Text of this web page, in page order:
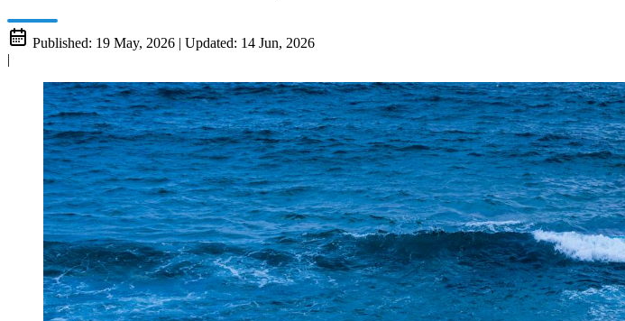
Published: 19 May, 2026 | Updated: 14 Jun, 2026
|